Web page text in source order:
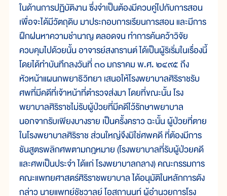
ในด้านการปฏิบัติงาน ซึ่งจำเป็นต้องมีควบคู่ไปกับการสอน
เพื่อจะได้มีวัตถุดิบ มาประกอบการเรียนการสอน และมีการ
ฝึกฝนหาความชำนาญ ตลอดจน ทำการค้นคว้าวิจัย
ควบคุมไปด้วยนั้น อาจารย์สงกรานต์ ได้เป็นผู้ริเริ่มในเรื่องนี้
โดยได้ทำบันทึกลงวันที่ ๓๐ มกราคม พ.ศ. ๒๔๙๕ ถึง
หัวหน้าแผนกพยาธิวิทยา เสนอให้โรงพยาบาลศิริราชรับ
ศพที่มีคดีที่เจ้าหน้าที่ตำรวจส่งมา โดยที่ขณะนั้น โรง
พยาบาลศิริราชไม่รับผู้ป่วยที่มีคดีไว้รักษาพยาบาล
นอกจากรับเพียงบางราย เป็นครั้งคราว ฉะนั้น ผู้ป่วยที่ตาย
ในโรงพยาบาลศิริราช ส่วนใหญ่จึงมิใช่ศพคดี ที่ต้องมีการ
ชันสูตรพลิกศพตามกฎหมาย (โรงพยาบาลที่รับผู้ป่วยคดี
และศพเป็นประจำ ได้แก่ โรงพยาบาลกลาง) คณะกรรมการ
คณะแพทยศาสตร์ศิริราชพยาบาล ได้อนุมัติในหลักการดัง
กล่าว นายแพทย์ชัชวาลย์ โอสถานนท์ ผู้อำนวยการโรง